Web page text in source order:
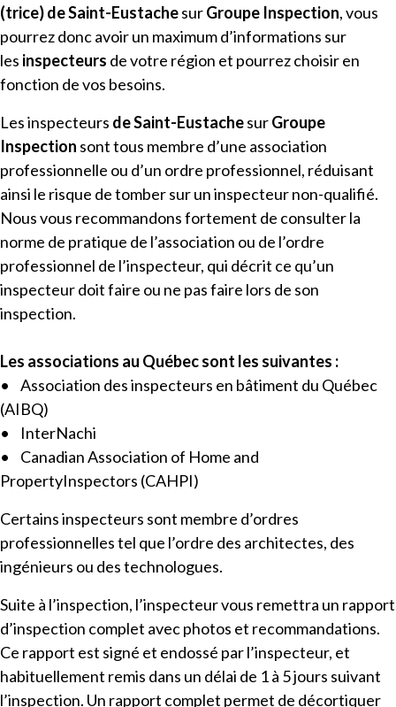
(trice)deSaint-EustachesurGroupe Inspection, vous
pourrez donc avoir un maximum d’informations sur
les inspecteurs de votre région et pourrez choisir en
fonction de vos besoins.
Les inspecteurs deSaint-EustachesurGroupe
Inspection sont tous membre d’une association
professionnelle ou d’un ordre professionnel, réduisant
ainsi le risque de tomber sur un inspecteur non-qualifié.
Nous vous recommandons fortement de consulter la
norme de pratique de l’association ou de l’ordre
professionnel de l’inspecteur, qui décrit ce qu’un
inspecteur doit faire ou ne pas faire lors de son
inspection.
Les associations au Québecsont les suivantes :
• Association des inspecteurs en bâtiment du Québec
(AIBQ)
• InterNachi
• Canadian Association of Home and
PropertyInspectors (CAHPI)
Certains inspecteurs sont membre d’ordres
professionnelles tel que l’ordre des architectes, des
ingénieurs ou des technologues.
Suite à l’inspection, l’inspecteur vous remettra un rapport
d’inspection complet avec photos et recommandations.
Ce rapport est signé et endossé par l’inspecteur, et
habituellement remis dans un délai de 1 à 5 jours suivant
l’inspection. Un rapport complet permet de décortiquer